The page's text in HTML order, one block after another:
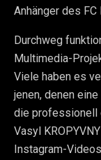
Anhänger des
Durchweg
Multimedia-
Viele haben es
jenen, denen
die professionell
Vasyl
Instagram-